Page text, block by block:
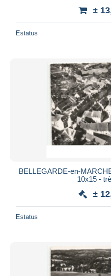
±
Estatus
BELLEGARDE-en-
10x15 -
±
Estatus